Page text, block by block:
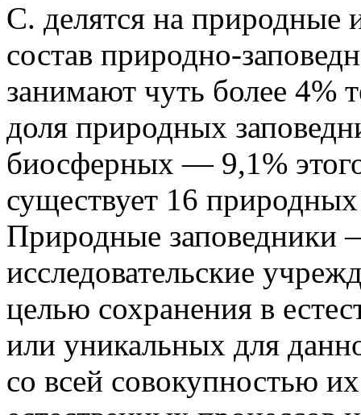
С. делятся на природные
состав природно-
занимают чуть более 4%
доля природных
биосферных — 9,1%
существует 16
Природные заповедники
исследовательские
целью сохранения в
или уникальных для
со всей совокупностью